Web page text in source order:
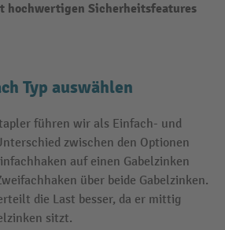
hochwertigen Sicherheitsfeatures
Typ auswählen
führen wir als Einfach- und
zwischen den Optionen
auf einen Gabelzinken
über beide Gabelzinken.
die Last besser, da er mittig
sitzt.